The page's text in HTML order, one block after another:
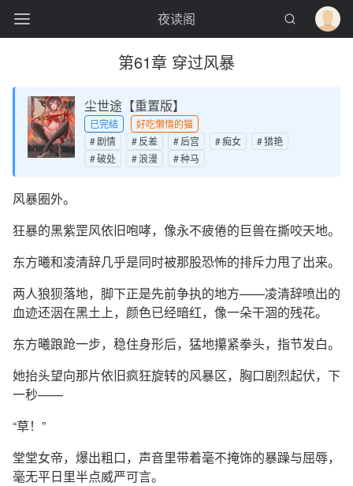
夜读阁
第61章 穿过风暴
尘世途【重置版】
已完结
好吃懒惰的猫
剧情
反差 后宫 痴女
猎艳
破处
浪漫 种马
风暴圈外。
狂暴的黑紫罡风依旧咆哮，像永不疲倦的巨兽在撕咬天地。
东方曦和凌清辞几乎是同时被那股恐怖的排斥力甩了出来。
两人狼狈落地，脚下正是先前争执的地方——凌清辞喷出的
血迹还洇在黑土上，颜色已经暗红，像一朵干涸的残花。
东方曦踉跄一步，稳住身形后，猛地攥紧拳头，指节发白。
她抬头望向那片依旧疯狂旋转的风暴区，胸口剧烈起伏，下
一秒——
“草！”
堂堂女帝，爆出粗口，声音里带着毫不掩饰的暴躁与屈辱，
毫无平日里半点威严可言。